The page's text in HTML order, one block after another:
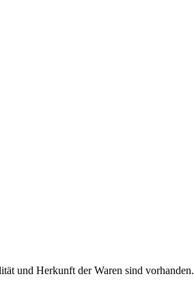
und Herkunft der Waren sind vorhanden.